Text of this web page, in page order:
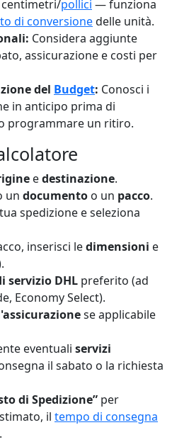
pollici — funziona
di conversionedelle unità.
Considera aggiunte
assicurazione e costi per
del Budget: Conosci i
in anticipo prima di
programmare un ritiro.
edestinazione.
un documento o un pacco.
spedizione e seleziona
inserisci ledimensioni e
servizio DHL preferito (ad
Economy Select).
se applicabile
eventuali servizi
il sabato o la richiesta
di Spedizione” per
il tempo di consegna